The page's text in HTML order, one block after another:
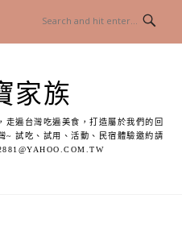
家族
走遍台灣吃遍美食，打造屬於我們的回
~ 試吃、試用、活動、民宿體驗邀約請